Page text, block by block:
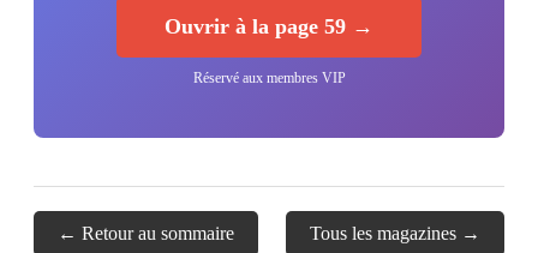
Ouvrir à la page 59 →
Réservé aux membres VIP
← Retour au sommaire Tous les magazines →